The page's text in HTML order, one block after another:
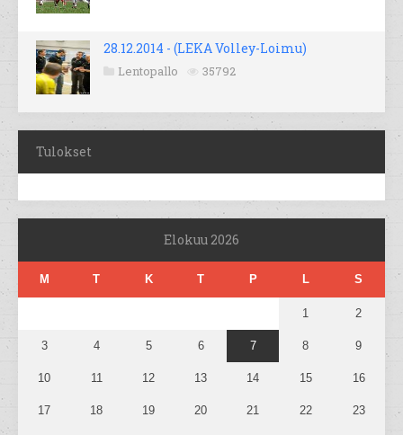
28.12.2014 - (LEKA Volley-Loimu)
Lentopallo 35792
Tulokset
Elokuu 2026
M T K T P L S
1 2
3 4 5 6 7 8 9
10 11 12 13 14 15 16
17 18 19 20 21 22 23